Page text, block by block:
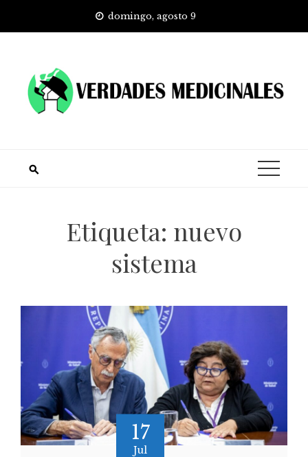
domingo, agosto 9
Etiqueta: nuevo
sistema
17
Jul